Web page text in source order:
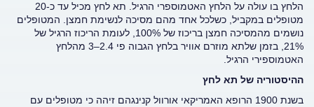
הלחץ בו עולה על הלחץ האטמוספרי הרגיל. תא לחץ מכיל עד כ-20
מטופלים במקביל, כשלכל אחד מהם מסיכה לנשימת חמצן. המטופלים
נושמים מהמסיכה חמצן בריכוז של 100%, לעומת הריכוז הרגיל של
21%, בזמן שלתא מוזרם אוויר בלחץ הגבוה פי 2.4–3 מהלחץ
האטמוספירי הרגיל.
ההיסטוריה של תא לחץ
בשנת 1900 הרופא האמריקאי אורוול קנינגהם זיהה כי מטופלים עם